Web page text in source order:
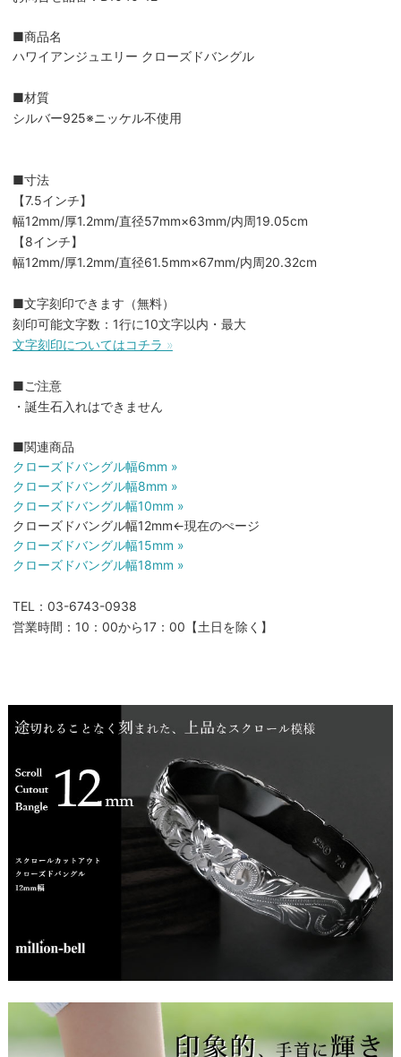
■商品名
ハワイアンジュエリー クローズドバングル
■材質
シルバー925※ニッケル不使用
■寸法
【7.5インチ】
幅12mm/厚1.2mm/直径57mm×63mm/内周19.05cm
【8インチ】
幅12mm/厚1.2mm/直径61.5mm×67mm/内周20.32cm
■文字刻印できます（無料）
刻印可能文字数：1行に10文字以内・最大
文字刻印についてはコチラ »
■ご注意
・誕生石入れはできません
■関連商品
クローズドバングル幅6mm »
クローズドバングル幅8mm »
クローズドバングル幅10mm »
クローズドバングル幅12mm←現在のぺージ
クローズドバングル幅15mm »
クローズドバングル幅18mm »
TEL：03-6743-0938
営業時間：10：00から17：00【土日を除く】